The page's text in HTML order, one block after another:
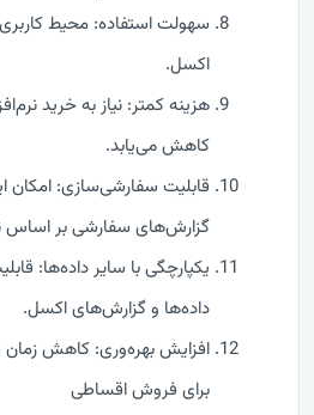
سهولت استفاده: محیط
اکسل.
هزینه کمتر: نیاز به خرید
کاهش می‌یابد.
قابلیت سفارشی‌سازی: امکان
گزارش‌های سفارشی بر اساس
یکپارچگی با سایر داده‌ها:
داده‌ها و گزارش‌های اکسل.
افزایش بهره‌وری: کاهش زمان
برای فروش اقساطی